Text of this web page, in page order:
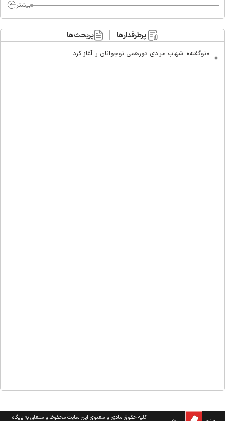
بیشتر
پرطرفدارها پربحث‌ها
«نوگفته»؛ شهاب مرادی دورهمی نوجوانان را آغاز کرد
کلیه حقوق مادی و معنوی این سایت محفوظ و متعلق به پایگاه